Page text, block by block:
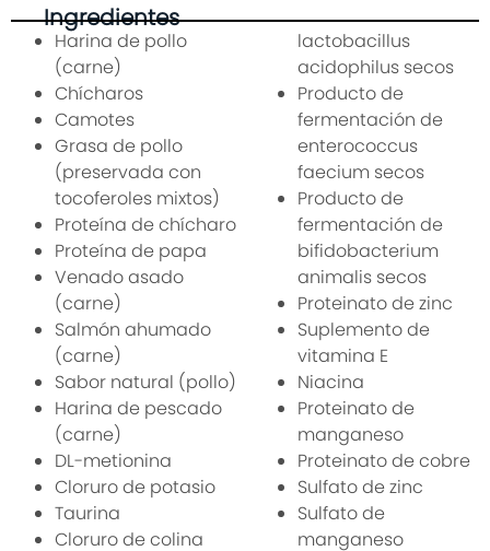
Ingredientes
Harina de pollo
(carne)
Chícharos
Camotes
Grasa de pollo
(preservada con
tocoferoles mixtos)
Proteína de chícharo
Proteína de papa
Venado asado
(carne)
Salmón ahumado
(carne)
Sabor natural (pollo)
Harina de pescado
(carne)
DL-metionina
Cloruro de potasio
Taurina
Cloruro de colina
lactobacillus
acidophilus secos
Producto de
fermentación de
enterococcus
faecium secos
Producto de
fermentación de
bifidobacterium
animalis secos
Proteinato de zinc
Suplemento de
vitamina E
Niacina
Proteinato de
manganeso
Proteinato de cobre
Sulfato de zinc
Sulfato de
manganeso